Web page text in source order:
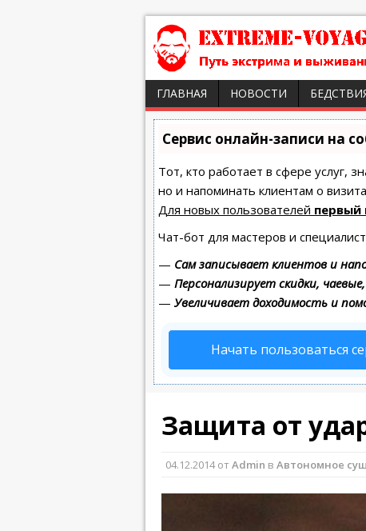
ГЛАВНАЯ НОВОСТИ
Сервис онлайн-записи на
Тот, кто работает в сфере услуг,
но и напоминать клиентам о
Для новых пользователей первый
Чат-бот для мастеров и
— Сам записывает клиентов и
— Персонализирует скидки,
— Увеличивает доходимость и
Начать пользоваться
Защита от
04.12.2014от Admin в Автономное